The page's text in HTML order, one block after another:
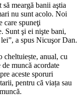
meargă banii aştia
nu sunt acolo. Noi
care spuneţi
Sunt şi ei nişte bani,
a spus Nicuşor Dan.
cheltuiește, anual, cu
muncă acordate
aceste sporuri
pentru că viața sau